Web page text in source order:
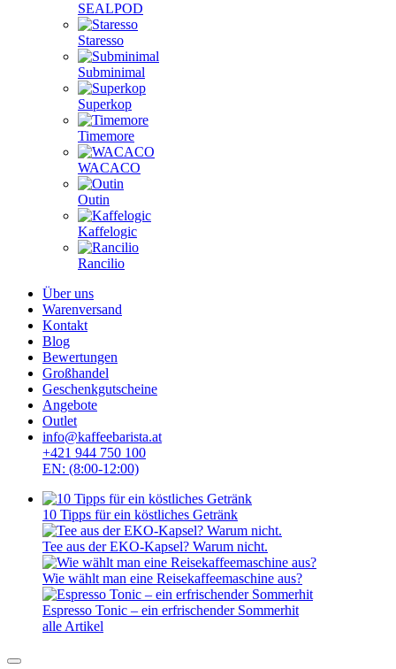
SEALPOD
Staresso
Subminimal
Superkop
Timemore
WACACO
Outin
Kaffelogic
Rancilio
Über uns
Warenversand
Kontakt
Blog
Bewertungen
Großhandel
Geschenkgutscheine
Angebote
Outlet
info@kaffeebarista.at
+421 944 750 100
EN: (8:00-12:00)
10 Tipps für ein köstliches Getränk
Tee aus der EKO-Kapsel? Warum nicht.
Wie wählt man eine Reisekaffeemaschine aus?
Espresso Tonic – ein erfrischender Sommerhit
alle Artikel